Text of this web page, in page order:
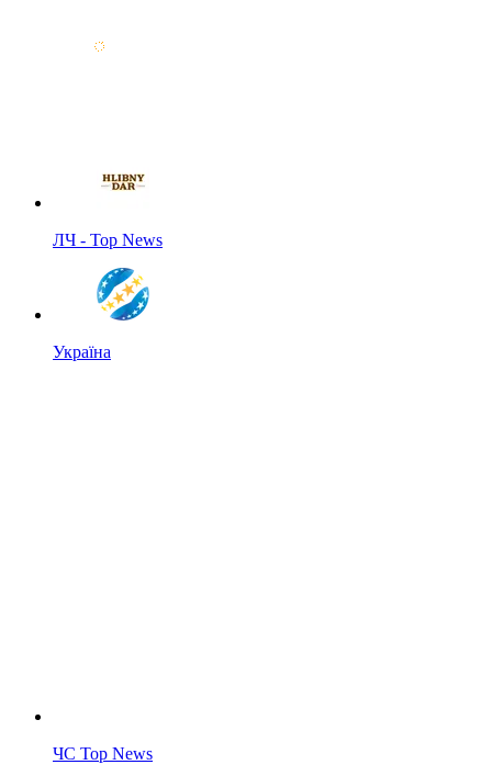
ЛЧ - Top News
Україна
ЧС Top News